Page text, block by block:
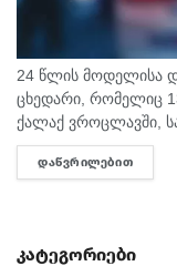
24 წლის მოდელისა
ცხედარი, რომელიც
ქალაქ ვროცლავში,
იპოვეს. იარიკრე
საკუთარ ბინაში
ᲓᲐᲬᲕᲠᲘᲚᲔᲑᲘᲗ
კატეგორიები